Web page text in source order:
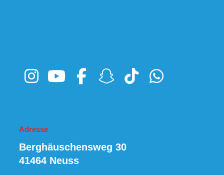
Adresse
Berghäuschensweg 30
41464 Neuss